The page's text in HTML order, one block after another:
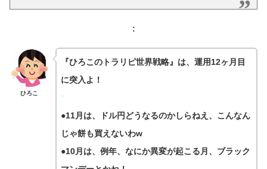
:
ひろこ
『ひろこのトラリピ世界戦略』は、運用12ヶ月目
に突入よ！
*
●11月は、ドル円どうなるのかしらねえ、こんなん
じゃ餅も買えないわw
●10月は、例年、なにか異変が起こる月、ブラック